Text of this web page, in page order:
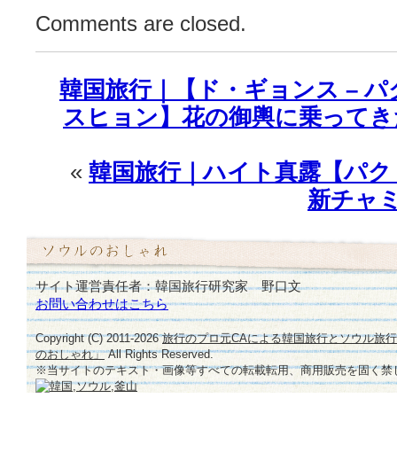
は
Comments are closed.
韓国旅行｜【ド・ギョンス –
スヒョン】花の御輿に乗ってき
« 韓国旅行｜ハイト真露【パ
新チャ
サイト運営責任者：韓国旅行研究家 野口文
お問い合わせはこちら
Copyright (C) 2011-2026旅行のプロ元CAによる韓国旅行とソウル旅
のおしゃれ」All Rights Reserved.
※当サイトのテキスト・画像等すべての転載転用、商用販売を固く禁